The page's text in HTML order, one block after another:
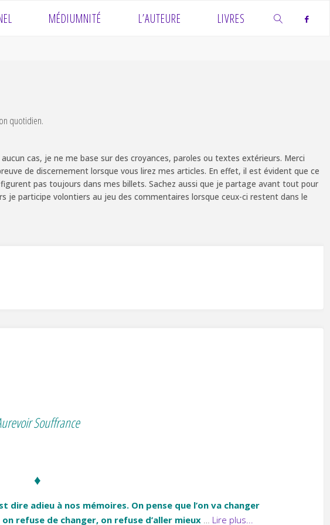
MÉDIUMNITÉ L’AUTEURE LIVRES
quotidien.
cas, je ne me base sur des croyances, paroles ou textes extérieurs. Merci
de discernement lorsque vous lirez mes articles. En effet, il est évident que ce
pas toujours dans mes billets. Sachez aussi que je partage avant tout pour
je participe volontiers au jeu des commentaires lorsque ceux-ci restent dans le
Souffrance
♦
dire adieu à nos mémoires. On pense que l’on va changer
refuse de changer, on refuse d’aller mieux
Lire plus...